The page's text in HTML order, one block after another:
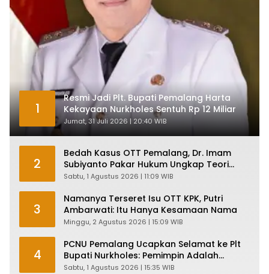
1
Resmi Jadi Plt. Bupati Pemalang Harta
Kekayaan Nurkholes Sentuh Rp 12 Miliar
Jumat, 31 Juli 2026 | 20:40 WIB
2
Bedah Kasus OTT Pemalang, Dr. Imam
Subiyanto Pakar Hukum Ungkap Teori
Penyertaan KPK
Sabtu, 1 Agustus 2026 | 11:09 WIB
3
Namanya Terseret Isu OTT KPK, Putri
Ambarwati: Itu Hanya Kesamaan Nama
Minggu, 2 Agustus 2026 | 15:09 WIB
4
PCNU Pemalang Ucapkan Selamat ke Plt
Bupati Nurkholes: Pemimpin Adalah
Pelayan Rakyat!
Sabtu, 1 Agustus 2026 | 15:35 WIB